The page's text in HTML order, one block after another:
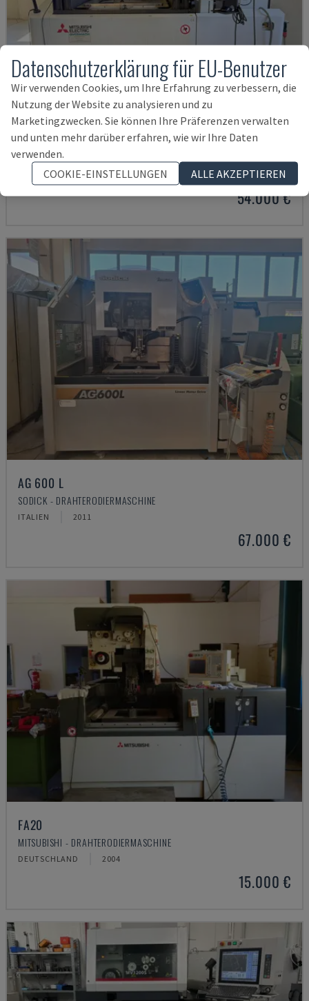
MV2400R
MITSUBISHI - DRAHTERODIERMASCHINE
POLEN 2017 4.000 STD
54.000 €
AG 600 L
SODICK - DRAHTERODIERMASCHINE
ITALIEN 2011
67.000 €
FA20
MITSUBISHI - DRAHTERODIERMASCHINE
DEUTSCHLAND 2004
15.000 €
Datenschutzerklärung für EU-Benutzer
Wir verwenden Cookies, um Ihre Erfahrung zu verbessern, die
Nutzung der Website zu analysieren und zu
Marketingzwecken. Sie können Ihre Präferenzen verwalten
und unten mehr darüber erfahren, wie wir Ihre Daten
verwenden.
COOKIE-EINSTELLUNGEN
ALLE AKZEPTIEREN